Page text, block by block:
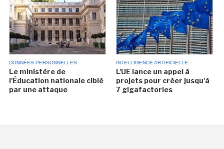
DONNÉES PERSONNELLES
Le ministère de
l'Éducation nationale ciblé
par une attaque
INTELLIGENCE ARTIFICIELLE
L'UE lance un appel à
projets pour créer jusqu'à
7 gigafactories